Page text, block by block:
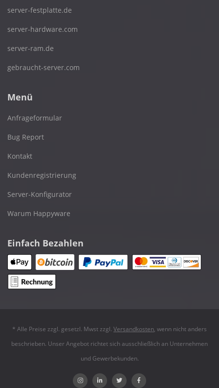
server-festplatte.de
server-hardware.com
server-ram.de
gebraucht-server.com
Menü
Anfrageformular
Bug Report
Kontakt
Kundenregistrierung
Server-Konfigurator
Warum Happyware
Einfach Bezahlen
* Alle Preise zzgl. gesetzl. Mwst zzgl. Versandkosten, wenn nicht anders
beschrieben. Unser Angebot richtet sich ausschließlich an Unternehmen
und Gewerbekunden.